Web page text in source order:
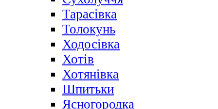
Тарасівка
Толокунь
Ходосівка
Хотів
Хотянівка
Шпитьки
Ясногородка